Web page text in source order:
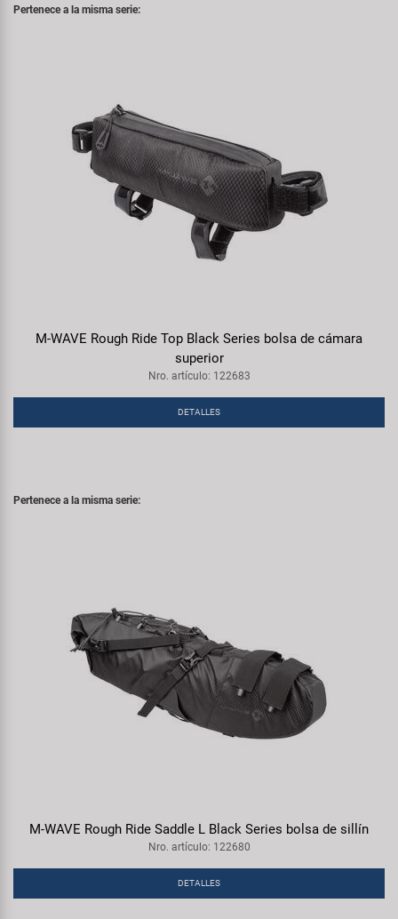
Pertenece a la misma serie:
M-WAVE Rough Ride Top Black Series bolsa de cámara
superior
Nro. artículo: 122683
DETALLES
Pertenece a la misma serie:
M-WAVE Rough Ride Saddle L Black Series bolsa de sillín
Nro. artículo: 122680
DETALLES